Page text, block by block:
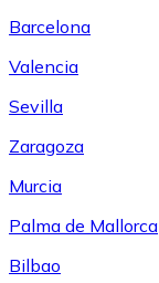
Barcelona
Valencia
Sevilla
Zaragoza
Murcia
Palma de Mallorca
Bilbao